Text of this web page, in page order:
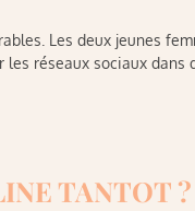
Les deux jeunes
réseaux sociaux dans
TANTOT ?